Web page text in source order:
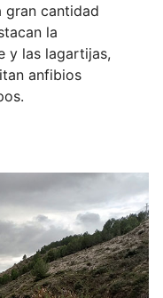
gran cantidad
la
y las lagartijas,
anfibios